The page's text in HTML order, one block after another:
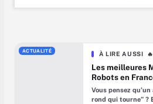
ACTUALITÉ À LIRE AUSSI 🔥
Les meilleures
Robots en
Vous pensez
rond qui tourne” ?